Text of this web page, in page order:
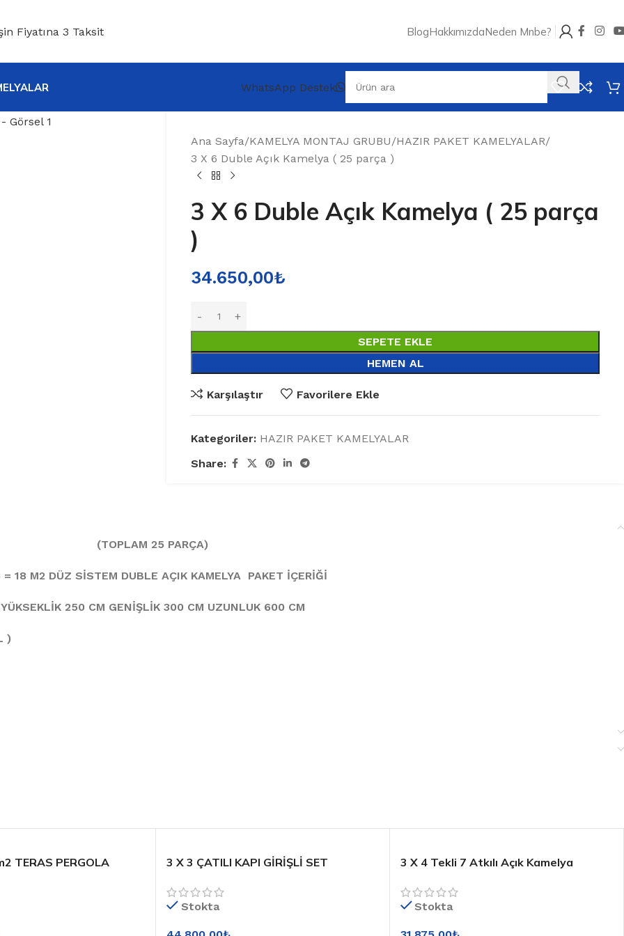
Fiyatına 3 Taksit BlogHakkımızdaNeden Mnbe?
WhatsApp Destek
Ana Sayfa KAMELYA MONTAJ GRUBU HAZIR PAKET KAMELYALAR
3 X 6 Duble Açık Kamelya ( 25 parça )
3 X 6 Duble Açık Kamelya ( 25 parça
)
34.650,00₺
SEPETE EKLE
HEMEN AL
Karşılaştır Favorilere Ekle
Kategoriler: HAZIR PAKET KAMELYALAR
Share:
(TOPLAM 25 PARÇA)
18 M2 DÜZ SİSTEM DUBLE AÇIK KAMELYA PAKET İÇERİĞİ
YÜKSEKLİK 250 CM GENİŞLİK 300 CM UZUNLUK 600 CM
)
TERAS PERGOLA
3 X 3 ÇATILI KAPI GİRİŞLİ SET
Stokta
3 X 4 Tekli 7 Atkılı Açık Kamelya
Stokta